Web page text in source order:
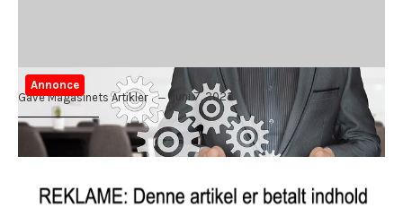
Annonce
Gave Magasinets Artikler
juni 7, 2023